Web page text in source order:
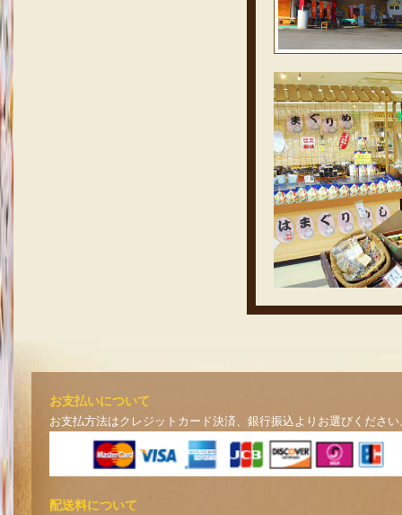
お支払いについて
お支払方法はクレジットカード決済、銀行振込よりお選びください
配送料について